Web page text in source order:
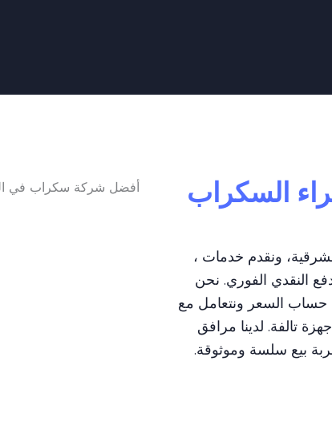
السكراب
، نمتلك خبرة طويلة في سوق السكراب بالمنطقة الشرقية، ونقدم خدمات
النقدي الفوري. نحن
حساب السعر ونتعامل مع
تالفة. لدينا مرافق
بيع سلسة وموثوقة.